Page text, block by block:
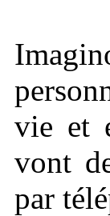
vie et
vont
par